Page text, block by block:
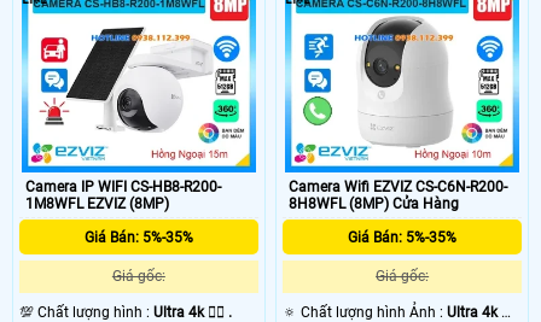
Camera IP WIFI CS-HB8-R200-
1M8WFL EZVIZ (8MP)
Giá Bán: 5%-35%
Giá gốc:
💯 Chất lượng hình : Ultra 4k 👍🏾 .
Camera Wifi EZVIZ CS-C6N-R200-
8H8WFL (8MP) Cửa Hàng
Giá Bán: 5%-35%
Giá gốc:
🔅 Chất lượng hình Ảnh :Ultra 4k 👍🏾